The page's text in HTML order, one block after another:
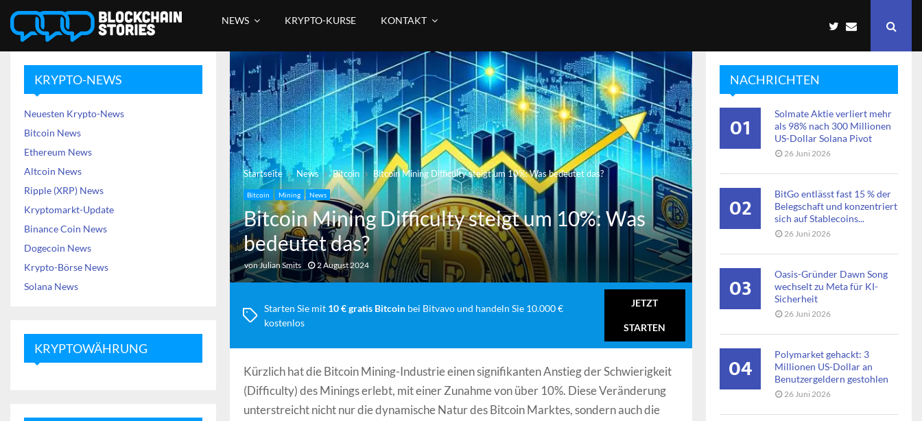
NEWS KRYPTO-KURSE KONTAKT
Startseite News Bitcoin Bitcoin Mining Difficulty steigt um 10%: Was bedeutet das?
Bitcoin Mining News
Bitcoin Mining Difficulty steigt um 10%: Was
bedeutet das?
vonJulian Smits 2 August 2024
Starten Sie mit 10 € gratis Bitcoin bei Bitvavo und handeln Sie 10.000 €
kostenlos
JETZT
STARTEN
Kürzlich hat die Bitcoin Mining-Industrie einen signifikanten Anstieg der Schwierigkeit
(Difficulty) des Minings erlebt, mit einer Zunahme von über 10%. Diese Veränderung
unterstreicht nicht nur die dynamische Natur des Bitcoin Marktes, sondern auch die
KRYPTO-NEWS
Neuesten Krypto-News
Bitcoin News
Ethereum News
Altcoin News
Ripple (XRP) News
Kryptomarkt-Update
Binance Coin News
Dogecoin News
Krypto-Börse News
Solana News
KRYPTOWÄHRUNG
NACHRICHTEN
01
Solmate Aktie verliert mehr
als 98% nach 300 Millionen
US-Dollar Solana Pivot
26 Juni 2026
02
BitGo entlässt fast 15 % der
Belegschaft und konzentriert
sich auf Stablecoins...
26 Juni 2026
03
Oasis-Gründer Dawn Song
wechselt zu Meta für KI-
Sicherheit
26 Juni 2026
04
Polymarket gehackt: 3
Millionen US-Dollar an
Benutzergeldern gestohlen
26 Juni 2026